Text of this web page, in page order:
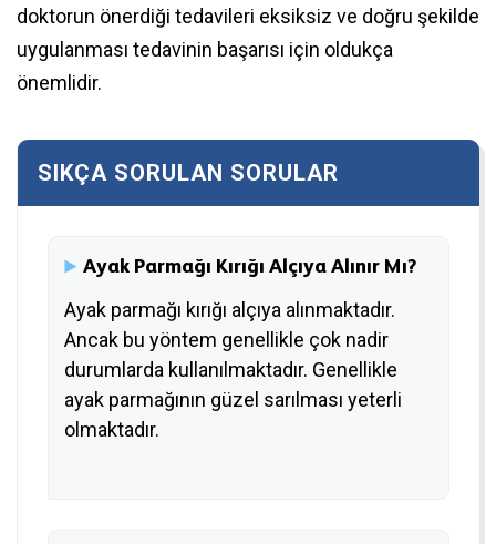
doktorun önerdiği tedavileri eksiksiz ve doğru şekilde
uygulanması tedavinin başarısı için oldukça
önemlidir.
Ayak Parmağı Kırığı Alçıya Alınır Mı?
Ayak parmağı kırığı alçıya alınmaktadır.
Ancak bu yöntem genellikle çok nadir
durumlarda kullanılmaktadır. Genellikle
ayak parmağının güzel sarılması yeterli
olmaktadır.